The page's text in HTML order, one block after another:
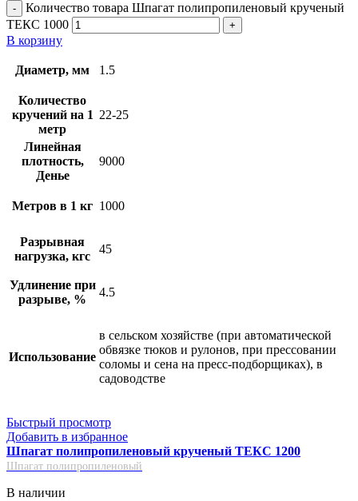
Количество товара Шпагат полипропиленовый крученый
ТЕКС 1000
В корзину
Диаметр, мм 1.5
Количество
кручений на 1
метр
22-25
Линейная
плотность,
Денье
9000
Метров в 1 кг 1000
Разрывная
нагрузка, кгс
45
Удлинение при
разрыве, %
4.5
Использование
в сельском хозяйстве (при автоматической
обвязке тюков и рулонов, при прессовании
соломы и сена на пресс-подборщиках), в
садоводстве
Быстрый просмотр
Добавить в избранное
Шпагат полипропиленовый крученый ТЕКС 1200
Шпагат полипропиленовый
В наличии